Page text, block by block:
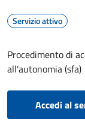
Servizio attivo
Procedimento di
all'autonomia (sfa)
Accedi al